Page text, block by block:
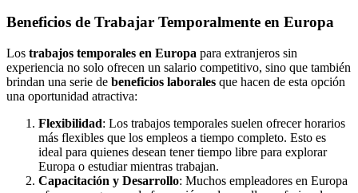
Beneficios de Trabajar Temporalmente en Europa
Los trabajos temporales en Europa para extranjeros sin
experiencia no solo ofrecen un salario competitivo, sino que también
brindan una serie de beneficios laborales que hacen de esta opción
una oportunidad atractiva:
Flexibilidad: Los trabajos temporales suelen ofrecer horarios
más flexibles que los empleos a tiempo completo. Esto es
ideal para quienes desean tener tiempo libre para explorar
Europa o estudiar mientras trabajan.
Capacitación y Desarrollo: Muchos empleadores en Europa